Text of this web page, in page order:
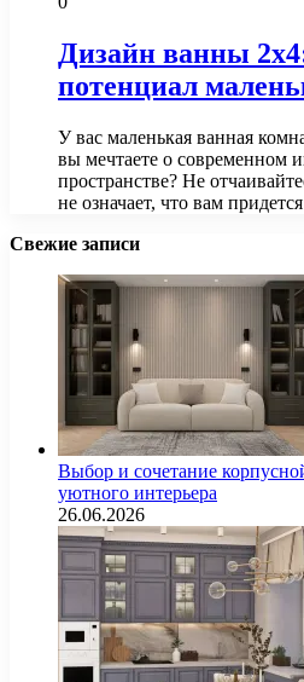
Дизайн ванны
потенциал
У вас маленькая ванная
вы мечтаете о современном
пространстве? Не
не означает, что вам
Свежие записи
Выбор и сочетание
уютного интерьера
26.06.2026